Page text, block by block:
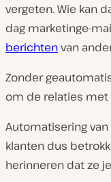
vergeten. Wie kan
dag marketinge-
berichtenvan
Zonder
om de relaties
Automatisering
klanten dus
herinneren dat ze